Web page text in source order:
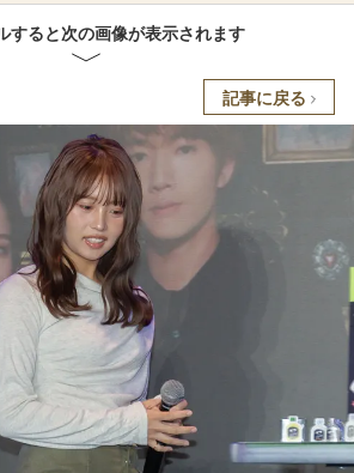
すると次の画像が表示されます
記事に戻る